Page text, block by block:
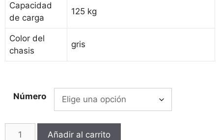
Capacidad
de carga
125 kg
Color del
chasis
gris
Número
Añadir al carrito